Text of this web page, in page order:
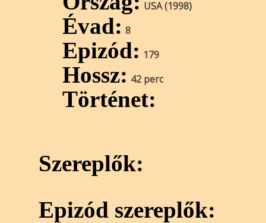
USA (1998)
Évad: 8
Epizód: 179
Hossz: 42 perc
Történet:
Szereplők:
Epizód szereplők: